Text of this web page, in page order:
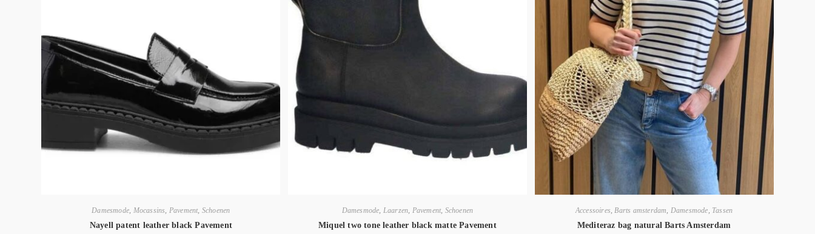
Damesmode, Mocassins, Pavement, Schoenen
Nayell patent leather black Pavement
Damesmode, Laarzen, Pavement, Schoenen
Miquel two tone leather black matte Pavement
Accessoires,Barts amsterdam, Damesmode, Tassen
Mediteraz bag natural Barts Amsterdam